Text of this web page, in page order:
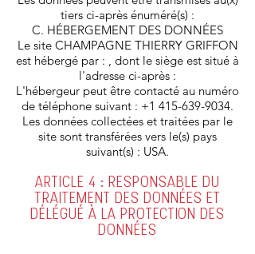
tiers ci-après énuméré(s) :
C. HÉBERGEMENT DES DONNÉES
Le site CHAMPAGNE THIERRY GRIFFON
est hébergé par : , dont le siège est situé à
l'adresse ci-après :
L'hébergeur peut être contacté au numéro
de téléphone suivant : +1 415-639-9034.
Les données collectées et traitées par le
site sont transférées vers le(s) pays
suivant(s) : USA.
ARTICLE 4 : RESPONSABLE DU
TRAITEMENT DES DONNÉES ET
DÉLÉGUÉ À LA PROTECTION DES
DONNÉES